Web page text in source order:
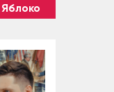
Яблоко